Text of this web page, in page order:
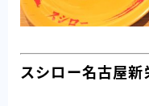
スシロー名古屋新